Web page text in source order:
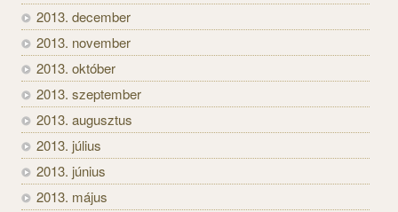
2013. december
2013. november
2013. október
2013. szeptember
2013. augusztus
2013. július
2013. június
2013. május